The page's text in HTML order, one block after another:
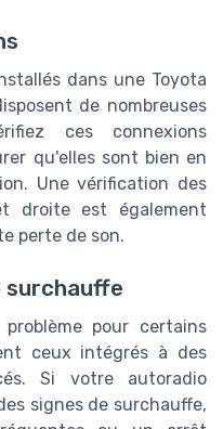
dans une Toyota
de nombreuses
ces connexions
qu'elles sont bien en
Une vérification des
droite est également
perte de son.
surchauffe
pour certains
ceux intégrés à des
Si votre autoradio
signes de surchauffe,